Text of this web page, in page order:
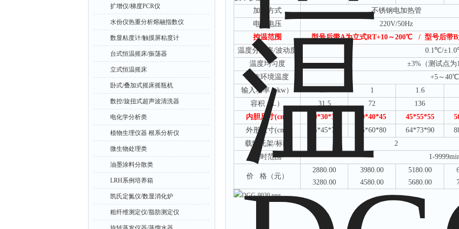
扩增仪/梯度PCR仪
水份仪热重分析熔融指数仪
数显粘度计/触摸屏粘度计
台式恒温摇床/振荡器
立式恒温摇床
卧式/叠加式摇床摇瓶机
数控/旋扭式超声波清洗器
电化学分析类
植物生理仪器 根系分析仪
微生物处理类
油墨涂料分散类
LRH系例培养箱
凯氏定氮仪/数显消化炉
粗纤维测定仪/脂肪测定仪
加热方式
不锈钢电加热管
电源电压
220V/50Hz
控温范围
型号后带A为立式RT+10～200℃ / 型号后带
温度分辨率/波动度
0.1℃/
温度均匀度
±3%（测试点
工作环境温度
+5～40℃
输入功率（kw） 0.7 1
1.6
容积（ L） 31.5 72
136
内胆尺寸(cm) 30*30*35 40*40*45 45*55*55
外形尺寸(cm) 45*45*70 55*60*80 64*73*90
载物托架/标配
2
定时范围
1-
价 格（元）
2880.00
3280.00
3980.00
4580.00
5180.00
5680.00